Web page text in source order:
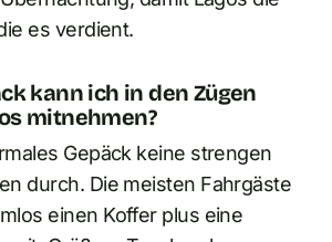
es verdient.
kann ich in den Zügen
mitnehmen?
Gepäck keine strengen
durch. Die meisten Fahrgäste
einen Koffer plus eine